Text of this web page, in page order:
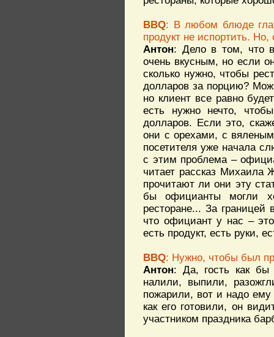
BBQ: В любом блюде
продукт не испортить.
Антон: Дело в том, что в
очень вкусным, но если
сколько нужно, чтобы
долларов за порцию?
но клиент все равно
есть нужно нечто,
долларов. Если это,
они с орехами, с
посетителя уже начала
с этим проблема –
читает рассказ Михаила
прочитают ли они эту
бы официанты могли
ресторане... За границей
что официант у нас –
есть продукт, есть руки,
BBQ: Нужно, чтобы был
Антон: Да, гость как бы
налили, выпили,
пожарили, вот и надо ему
как его готовили, он
участником праздника